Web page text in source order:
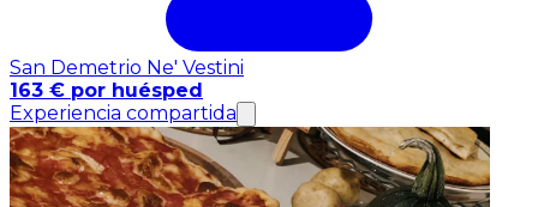
San Demetrio Ne' Vestini
163 € por huésped
Experiencia compartida